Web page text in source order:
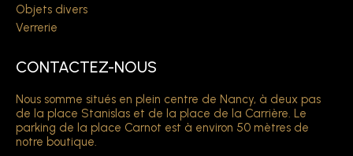
Objets divers
Verrerie
CONTACTEZ-NOUS
Nous somme situés en plein centre de Nancy, à deux pas
de la place Stanislas et de la place de la Carrière. Le
parking de la place Carnot est à environ 50 mètres de
notre boutique.